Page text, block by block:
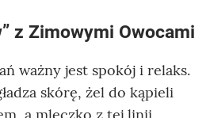
z Zimowymi Owocami
ważny jest spokój i relaks.
skórę, żel do kąpieli